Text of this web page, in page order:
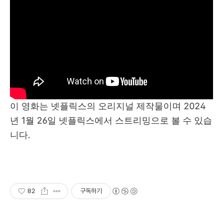
이 영화는 넷플릭스의 오리지널 제작물이며 2024
년 1월 26일 넷플릭스에서 스트리밍으로 볼 수 있습
니다.
82 구독하기